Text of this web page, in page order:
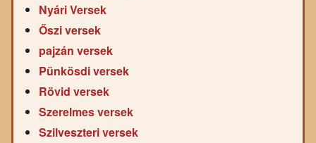
Nyári Versek
Őszi versek
pajzán versek
Pünkösdi versek
Rövid versek
Szerelmes versek
Szilveszteri versek